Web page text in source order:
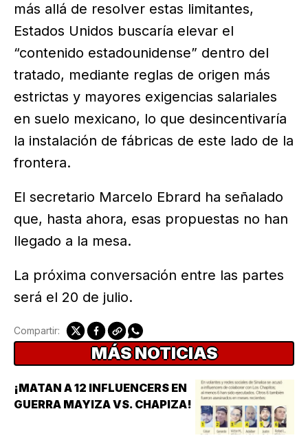
más allá de resolver estas limitantes,
Estados Unidos buscaría elevar el
“contenido estadounidense” dentro del
tratado, mediante reglas de origen más
estrictas y mayores exigencias salariales
en suelo mexicano, lo que desincentivaría
la instalación de fábricas de este lado de la
frontera.
El secretario Marcelo Ebrard ha señalado
que, hasta ahora, esas propuestas no han
llegado a la mesa.
La próxima conversación entre las partes
será el 20 de julio.
Compartir:
MÁS NOTICIAS
¡MATAN A 12 INFLUENCERS EN
GUERRA MAYIZA VS. CHAPIZA!